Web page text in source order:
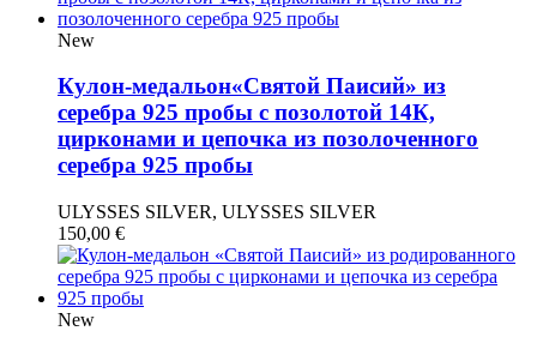
New
Кулон-медальон«Святой Паисий» из
серебра 925 пробы с позолотой 14К,
цирконами и цепочка из позолоченного
серебра 925 пробы
ULYSSES SILVER, ULYSSES SILVER
150,00 €
New